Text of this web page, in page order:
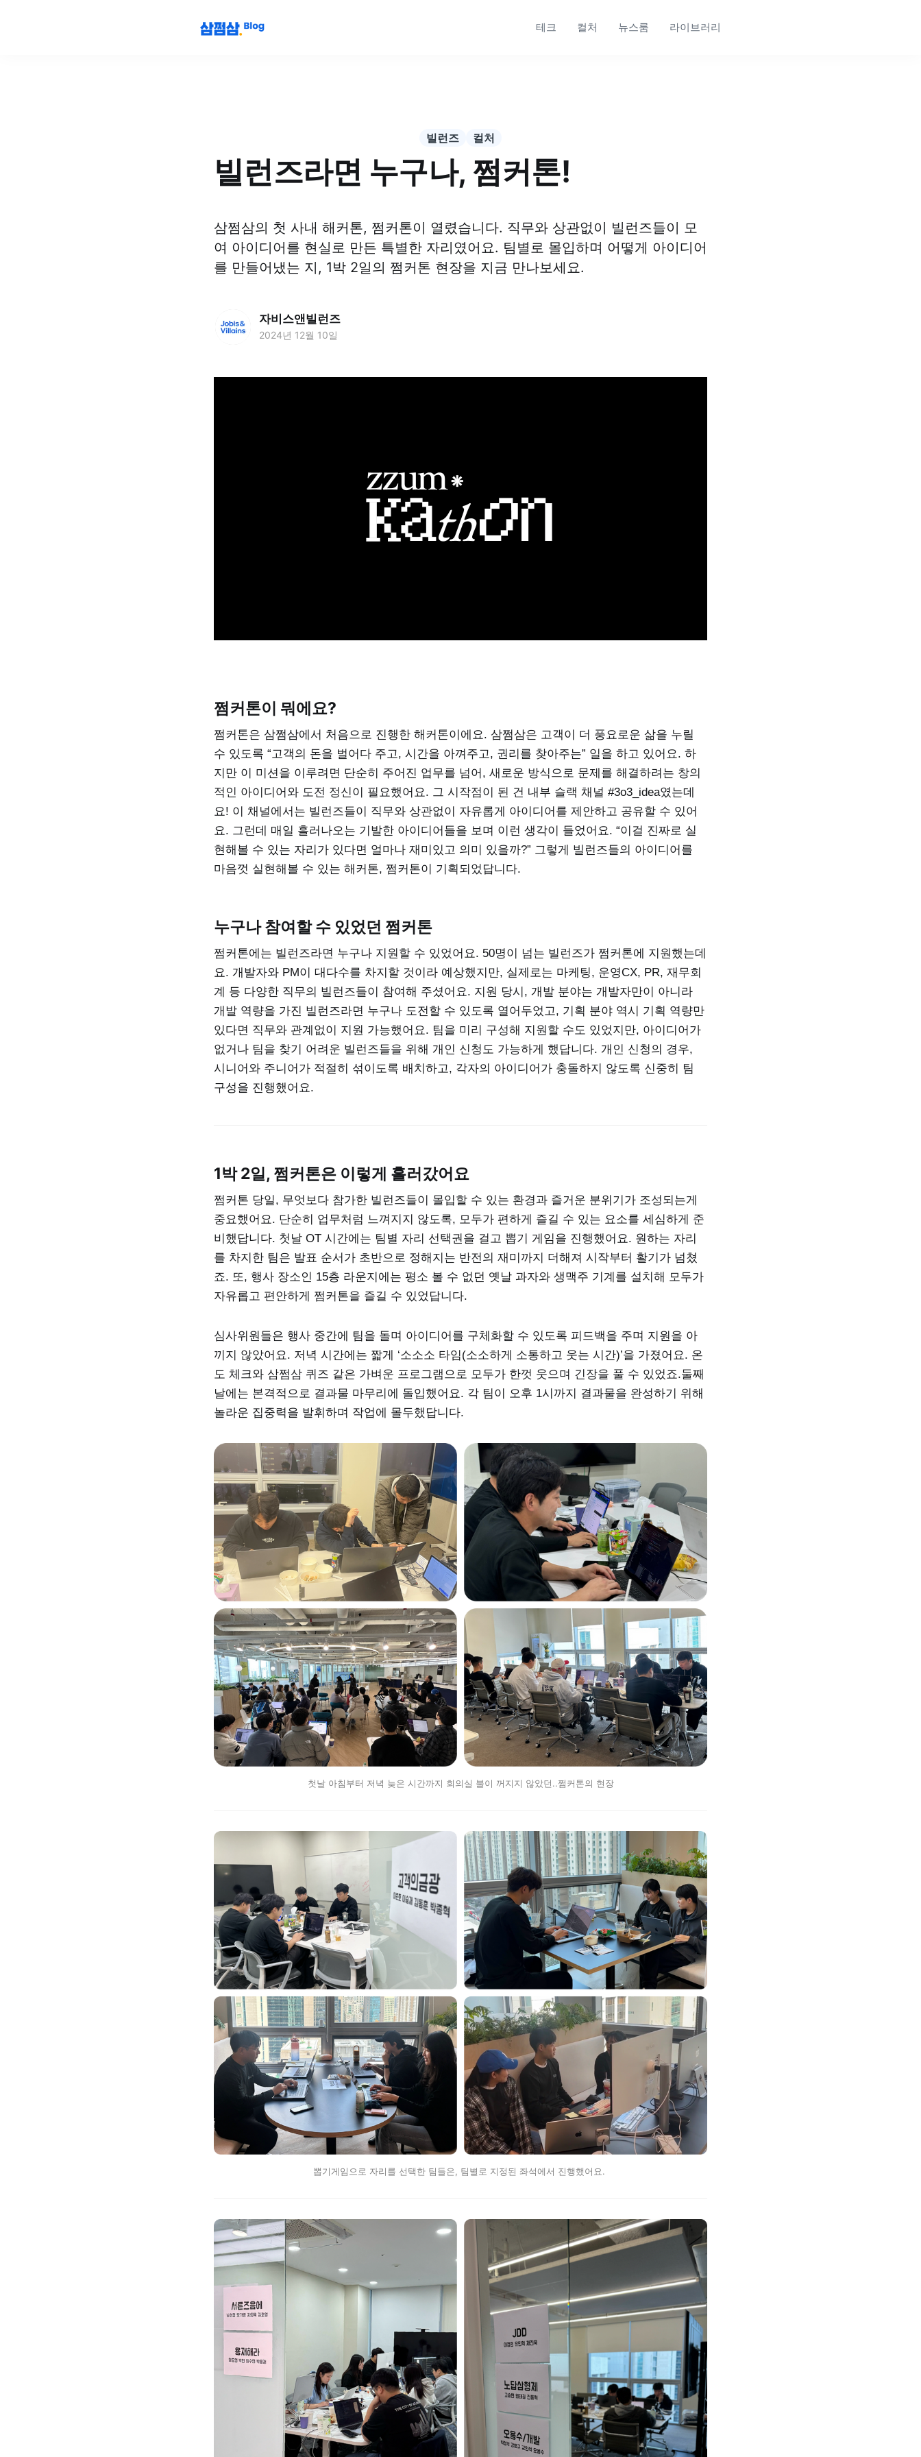
테크 컬처 뉴스룸 라이브러리
빌런즈 컬처
빌런즈라면 누구나, 쩜커톤!
삼쩜삼의 첫 사내 해커톤, 쩜커톤이 열렸습니다. 직무와 상관없이 빌런즈들이 모
여 아이디어를 현실로 만든 특별한 자리였어요. 팀별로 몰입하며 어떻게 아이디어
를 만들어냈는 지, 1박 2일의 쩜커톤 현장을 지금 만나보세요.
자비스앤빌런즈
2024년 12월 10일
쩜커톤이 뭐에요?
쩜커톤은 삼쩜삼에서 처음으로 진행한 해커톤이에요. 삼쩜삼은 고객이 더 풍요로운 삶을 누릴
수 있도록 “고객의 돈을 벌어다 주고, 시간을 아껴주고, 권리를 찾아주는” 일을 하고 있어요. 하
지만 이 미션을 이루려면 단순히 주어진 업무를 넘어, 새로운 방식으로 문제를 해결하려는 창의
적인 아이디어와 도전 정신이 필요했어요. 그 시작점이 된 건 내부 슬랙 채널 #3o3_idea였는데
요! 이 채널에서는 빌런즈들이 직무와 상관없이 자유롭게 아이디어를 제안하고 공유할 수 있어
요. 그런데 매일 흘러나오는 기발한 아이디어들을 보며 이런 생각이 들었어요. “이걸 진짜로 실
현해볼 수 있는 자리가 있다면 얼마나 재미있고 의미 있을까?” 그렇게 빌런즈들의 아이디어를
마음껏 실현해볼 수 있는 해커톤, 쩜커톤이 기획되었답니다.
누구나 참여할 수 있었던 쩜커톤
쩜커톤에는 빌런즈라면 누구나 지원할 수 있었어요. 50명이 넘는 빌런즈가 쩜커톤에 지원했는데
요. 개발자와 PM이 대다수를 차지할 것이라 예상했지만, 실제로는 마케팅, 운영CX, PR, 재무회
계 등 다양한 직무의 빌런즈들이 참여해 주셨어요. 지원 당시, 개발 분야는 개발자만이 아니라
개발 역량을 가진 빌런즈라면 누구나 도전할 수 있도록 열어두었고, 기획 분야 역시 기획 역량만
있다면 직무와 관계없이 지원 가능했어요. 팀을 미리 구성해 지원할 수도 있었지만, 아이디어가
없거나 팀을 찾기 어려운 빌런즈들을 위해 개인 신청도 가능하게 했답니다. 개인 신청의 경우,
시니어와 주니어가 적절히 섞이도록 배치하고, 각자의 아이디어가 충돌하지 않도록 신중히 팀
구성을 진행했어요.
1박 2일, 쩜커톤은 이렇게 흘러갔어요
쩜커톤 당일, 무엇보다 참가한 빌런즈들이 몰입할 수 있는 환경과 즐거운 분위기가 조성되는게
중요했어요. 단순히 업무처럼 느껴지지 않도록, 모두가 편하게 즐길 수 있는 요소를 세심하게 준
비했답니다. 첫날 OT 시간에는 팀별 자리 선택권을 걸고 뽑기 게임을 진행했어요. 원하는 자리
를 차지한 팀은 발표 순서가 초반으로 정해지는 반전의 재미까지 더해져 시작부터 활기가 넘쳤
죠. 또, 행사 장소인 15층 라운지에는 평소 볼 수 없던 옛날 과자와 생맥주 기계를 설치해 모두가
자유롭고 편안하게 쩜커톤을 즐길 수 있었답니다.
심사위원들은 행사 중간에 팀을 돌며 아이디어를 구체화할 수 있도록 피드백을 주며 지원을 아
끼지 않았어요. 저녁 시간에는 짧게 ‘소소소 타임(소소하게 소통하고 웃는 시간)’을 가졌어요. 온
도 체크와 삼쩜삼 퀴즈 같은 가벼운 프로그램으로 모두가 한껏 웃으며 긴장을 풀 수 있었죠.둘째
날에는 본격적으로 결과물 마무리에 돌입했어요. 각 팀이 오후 1시까지 결과물을 완성하기 위해
놀라운 집중력을 발휘하며 작업에 몰두했답니다.
첫날 아침부터 저녁 늦은 시간까지 회의실 불이 꺼지지 않았던..쩜커톤의 현장
뽑기게임으로 자리를 선택한 팀들은, 팀별로 지정된 좌석에서 진행했어요.